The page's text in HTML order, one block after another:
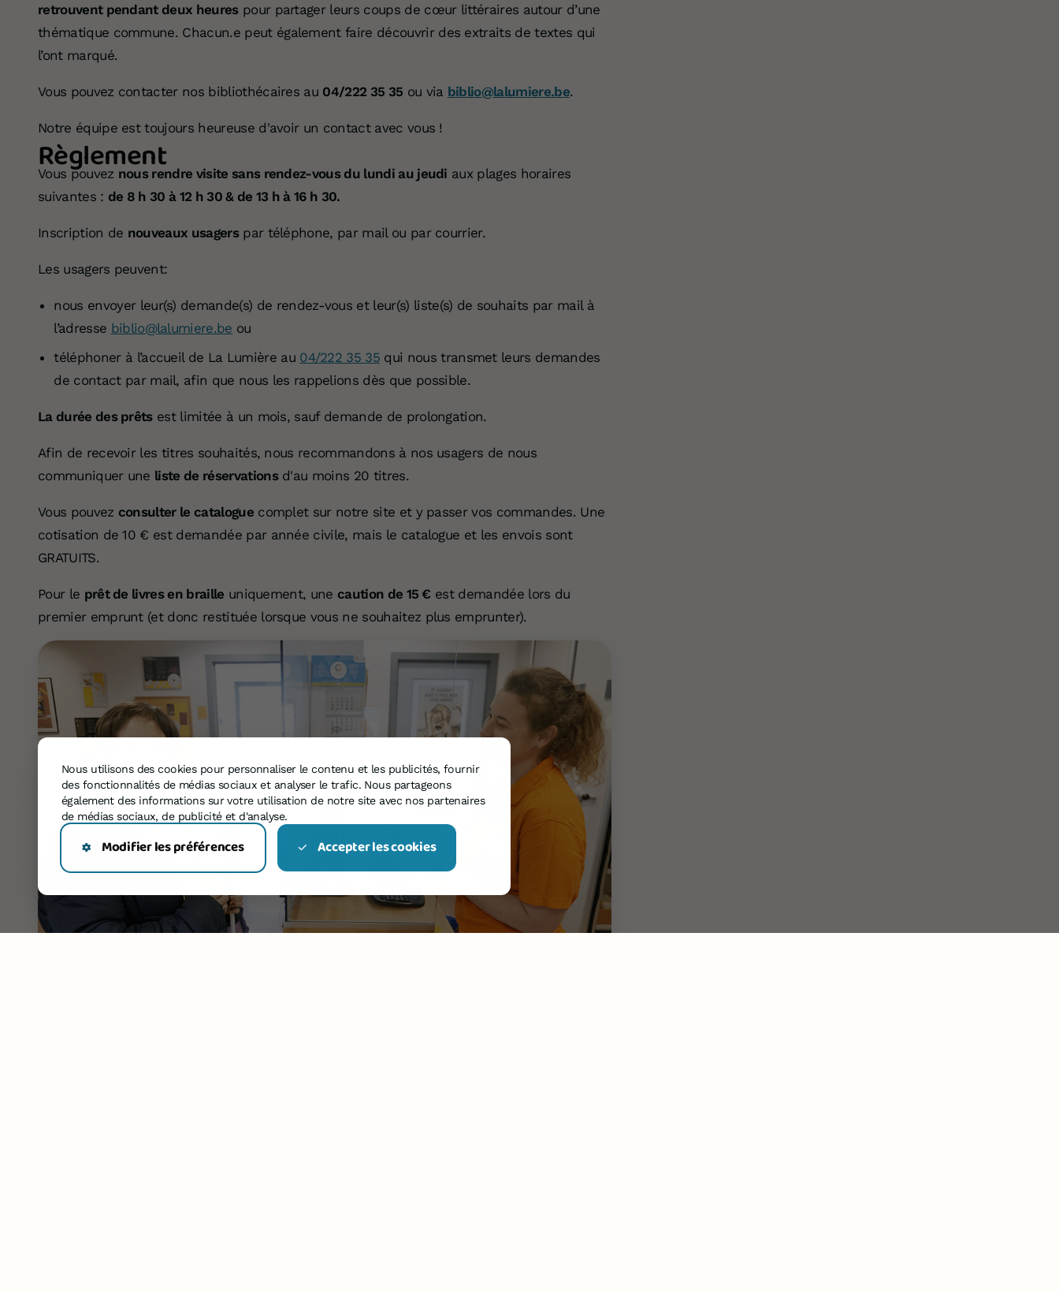
retrouvent pendant deux heurespour partager leurs coups de cœur littéraires autour d’une
thématique commune. Chacun.e peut également faire découvrir des extraits de textes qui
l’ont marqué.
Vous pouvez contacter nos bibliothécaires au 04/222 35 35 ou via biblio@lalumiere.be.
Notre équipe est toujours heureuse d'avoir un contact avec vous !
Règlement
Vous pouvez nous rendre visite sans rendez-vous du lundi au jeudi aux plages horaires
suivantes : de 8 h 30 à 12 h 30 & de 13 h à 16 h 30.
Inscription de nouveaux usagerspar téléphone, par mail ou par courrier.
Les usagers peuvent:
nous envoyer leur(s) demande(s) de rendez-vous et leur(s) liste(s) de souhaits par mail à
l’adresse biblio@lalumiere.be ou
téléphoner à l’accueil de La Lumière au 04/222 35 35 qui nous transmet leurs demandes
de contact par mail, afin que nous les rappelions dès que possible.
La durée des prêtsest limitée à un mois, sauf demande de prolongation.
Afin de recevoir les titres souhaités, nous recommandons à nos usagers de nous
communiquer une liste de réservationsd'au moins 20 titres.
Vous pouvez consulter le cataloguecomplet sur notre site et y passer vos commandes. Une
cotisation de 10 € est demandée par année civile, mais le catalogue et les envois sont
GRATUITS.
Pour le prêt de livres en braille uniquement, une caution de 15 €est demandée lors du
premier emprunt (et donc restituée lorsque vous ne souhaitez plus emprunter).
Nous utilisons des cookies pour personnaliser le contenu et les publicités, fournir
des fonctionnalités de médias sociaux et analyser le trafic. Nous partageons
également des informations sur votre utilisation de notre site avec nos partenaires
de médias sociaux, de publicité et d'analyse.
Modifier les préférences Accepter les cookies